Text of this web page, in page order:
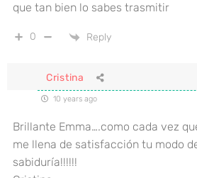
que tan bien lo sabes trasmitir
0 Reply
Cristina
10 years ago
Brillante Emma….como cada vez
me llena de satisfacción tu modo
sabiduría!!!!!!